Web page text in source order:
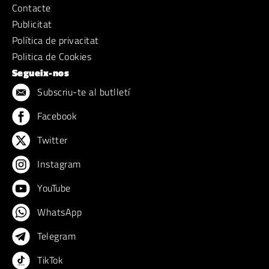
Contacte
Publicitat
Política de privacitat
Politica de Cookies
Segueix-nos
Subscriu-te al butlletí
Facebook
Twitter
Instagram
YouTube
WhatsApp
Telegram
TikTok